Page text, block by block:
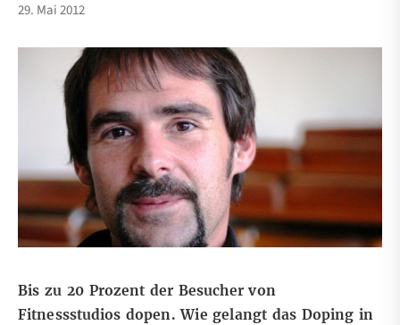
29. Mai 2012
Bis zu 20 Prozent der Besucher von
Fitnessstudios dopen. Wie gelangt das Doping in